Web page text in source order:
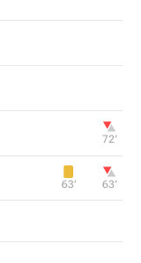
72‎’‎
63‎’‎ 63‎’‎